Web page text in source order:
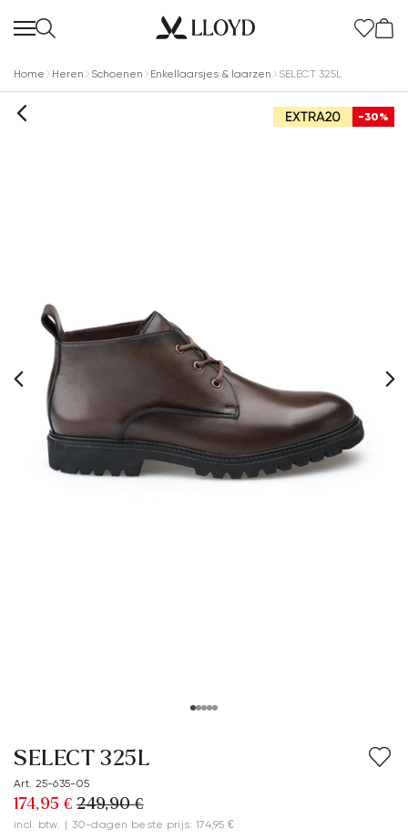
Home Heren Schoenen Enkellaarsjes & laarzen SELECT 325L
-30%
SELECT 325L
Art. 25-635-05
174,95 € 249,90 €
incl. btw. | 30-dagen beste prijs: 174,95 €